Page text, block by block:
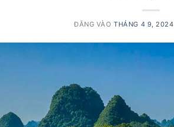
ĐĂNG VÀOTHÁNG 4 9, 2024